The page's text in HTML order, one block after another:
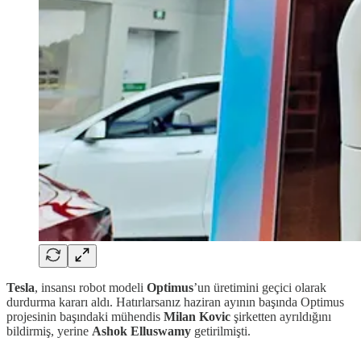
Tesla, insansı robot modeli Optimus’un üretimini geçici olarak
durdurma kararı aldı. Hatırlarsanız haziran ayının başında Optimus
projesinin başındaki mühendis Milan Kovic şirketten ayrıldığını
bildirmiş, yerine Ashok Elluswamy getirilmişti.